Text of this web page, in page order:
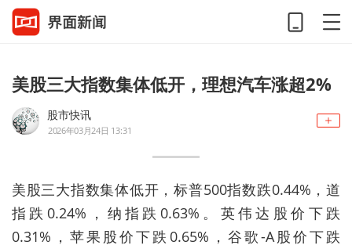
美股三大指数集体低开，理想汽车涨超2%
股市快讯
2026年03月24日 13:31
美股三大指数集体低开，标普500指数跌0.44%，道
指跌0.24%，纳指跌0.63%。英伟达股价下跌
0.31%，苹果股价下跌0.65%，谷歌-A股价下跌